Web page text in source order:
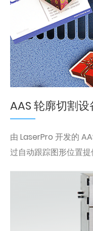
AAS 轮廓切割设
由 LaserPro 开发的
过自动跟踪图形位置提